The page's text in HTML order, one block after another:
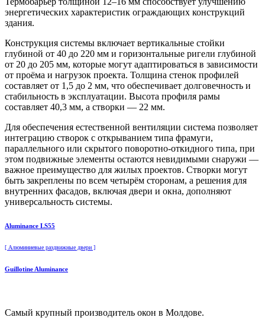
энергетических характеристик ограждающих конструкций
здания.
Конструкция системы включает вертикальные стойки
глубиной от 40 до 220 мм и горизонтальные ригели глубиной
от 20 до 205 мм, которые могут адаптироваться в зависимости
от проёма и нагрузок проекта. Толщина стенок профилей
составляет от 1,5 до 2 мм, что обеспечивает долговечность и
стабильность в эксплуатации. Высота профиля рамы
составляет 40,3 мм, а створки — 22 мм.
Для обеспечения естественной вентиляции система позволяет
интеграцию створок с открыванием типа фрамуги,
параллельного или скрытого поворотно-откидного типа, при
этом подвижные элементы остаются невидимыми снаружи —
важное преимущество для жилых проектов. Створки могут
быть закреплены по всем четырём сторонам, а решения для
внутренних фасадов, включая двери и окна, дополняют
универсальность системы.
Aluminance LS55
[ Алюминиевые раздвижные двери ]
Guillotine Aluminance
Самый крупный производитель окон в Молдове.